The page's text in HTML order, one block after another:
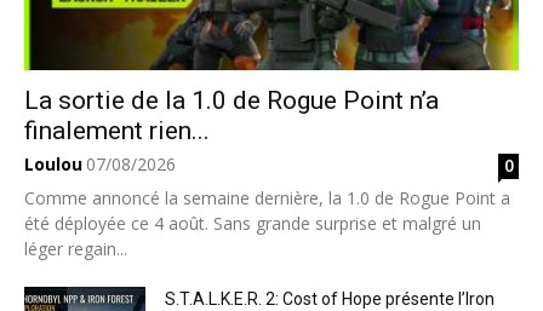
La sortie de la 1.0 de Rogue Point n’a
finalement rien...
Loulou 07/08/2026
0
Comme annoncé la semaine dernière, la 1.0 de Rogue Point a
été déployée ce 4 août. Sans grande surprise et malgré un
léger regain...
S.T.A.L.K.E.R. 2: Cost of Hope présente l’Iron